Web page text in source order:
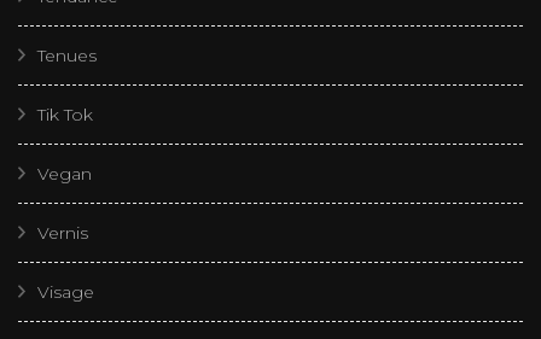
Tenues
Tik Tok
Vegan
Vernis
Visage